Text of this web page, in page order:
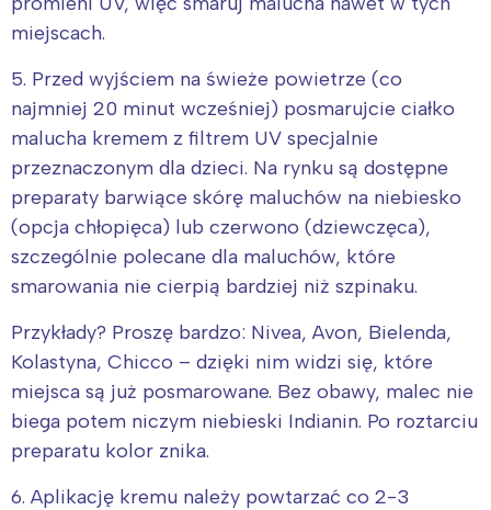
miejscach.
5. Przed wyjściem na świeże powietrze (co
najmniej 20 minut wcześniej) posmarujcie ciałko
malucha kremem z filtrem UV specjalnie
przeznaczonym dla dzieci. Na rynku są dostępne
preparaty barwiące skórę maluchów na niebiesko
(opcja chłopięca) lub czerwono (dziewczęca),
szczególnie polecane dla maluchów, które
smarowania nie cierpią bardziej niż szpinaku.
Przykłady? Proszę bardzo: Nivea, Avon, Bielenda,
Kolastyna, Chicco – dzięki nim widzi się, które
miejsca są już posmarowane. Bez obawy, malec nie
biega potem niczym niebieski Indianin. Po roztarciu
preparatu kolor znika.
6. Aplikację kremu należy powtarzać co 2-3